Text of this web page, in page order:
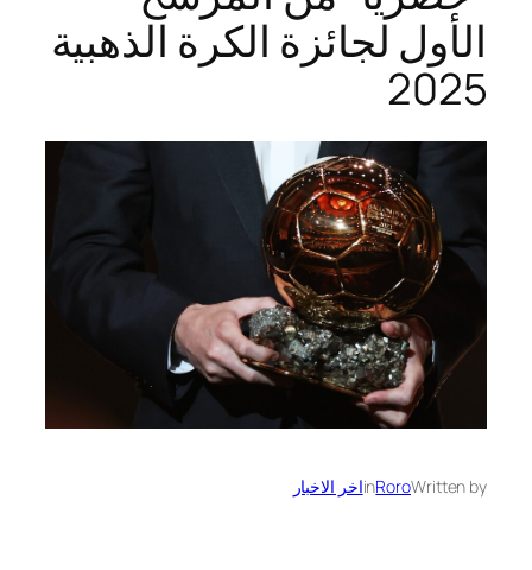
الأول لجائزة الكرة الذهبية
2025
Written by
Roro
inاخر الاخبار